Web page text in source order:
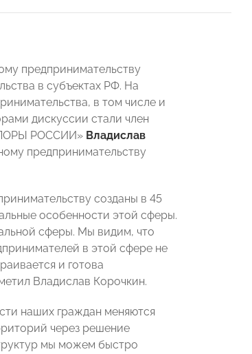
предпринимательству
в субъектах РФ. На
в том числе и
дискуссии стали член
РОССИИ» Владислав
предпринимательству
созданы в 45
особенности этой сферы.
сферы. Мы видим, что
в этой сфере не
и готова
Владислав Корочкин.
наших граждан меняются
через решение
мы можем быстро